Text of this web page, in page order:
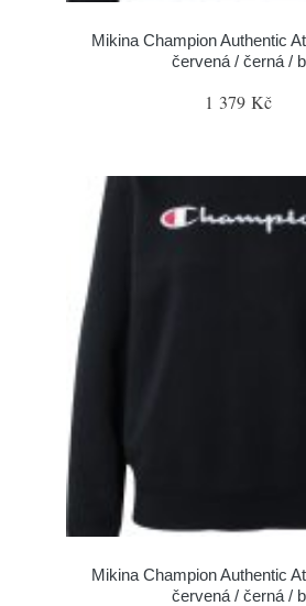
Mikina Champion Authentic
červená / černá /
1 379 Kč
Mikina Champion Authentic
červená / černá /